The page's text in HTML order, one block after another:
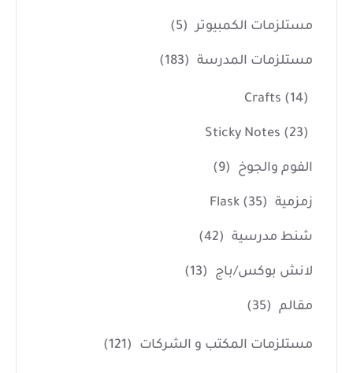
مستلزمات الكمبيوتر (5)
مستلزمات المدرسة (183)
Crafts (14)
Sticky Notes (23)
الفوم والجوخ (9)
زمزمية Flask (35)
شنط مدرسية (42)
لانش بوكس/باج (13)
مقالم (35)
مستلزمات المكتب و الشركات (121)